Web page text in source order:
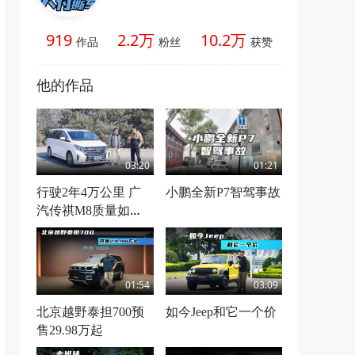
919 作品 2.2万 粉丝 10.2万 获赞
他的作品
03:20
行驶2年4万公里 广
汽传祺M8质量如
何？
01:21
小鹏全新P7智驾事故
01:54
北京越野泰担700预
售29.98万起
03:09
如今Jeep和它一个价